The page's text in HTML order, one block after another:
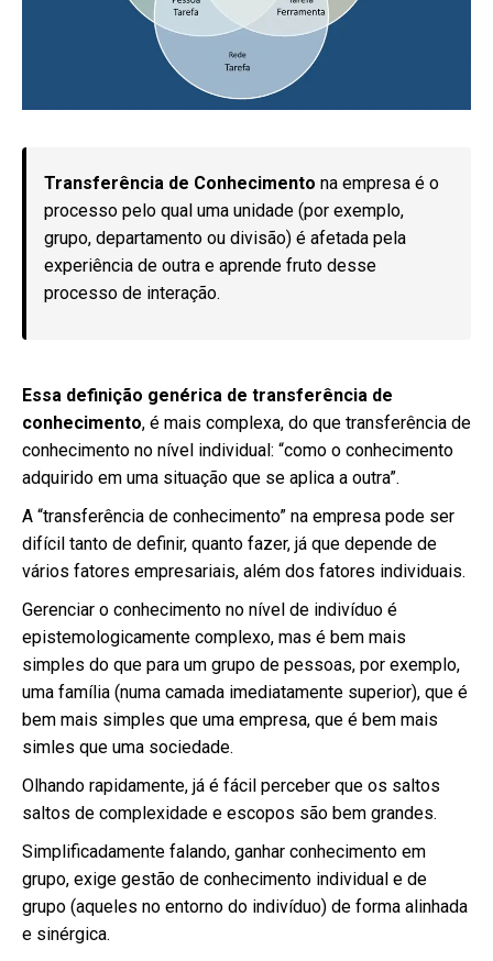
Transferência de Conhecimento na empresa é o
processo pelo qual uma unidade (por exemplo,
grupo, departamento ou divisão) é afetada pela
experiência de outra e aprende fruto desse
processo de interação.
Essa definição genérica de transferência de
conhecimento, é mais complexa, do que transferência de
conhecimento no nível individual: “como o conhecimento
adquirido em uma situação que se aplica a outra”.
A “transferência de conhecimento” na empresa pode ser
difícil tanto de definir, quanto fazer, já que depende de
vários fatores empresariais, além dos fatores individuais.
Gerenciar o conhecimento no nível de indivíduo é
epistemologicamente complexo, mas é bem mais
simples do que para um grupo de pessoas, por exemplo,
uma família (numa camada imediatamente superior), que é
bem mais simples que uma empresa, que é bem mais
simles que uma sociedade.
Olhando rapidamente, já é fácil perceber que os saltos
saltos de complexidade e escopos são bem grandes.
Simplificadamente falando, ganhar conhecimento em
grupo, exige gestão de conhecimento individual e de
grupo (aqueles no entorno do indivíduo) de forma alinhada
e sinérgica.